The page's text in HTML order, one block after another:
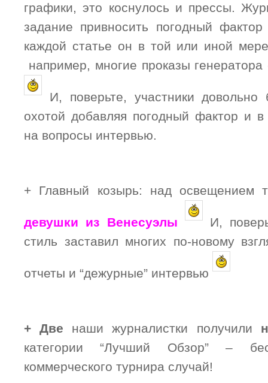
графики, это коснулось и прессы.
задание привносить погодный
каждой статье он в той или иной
например, многие проказы
И, поверьте, участники довольно
охотой добавляя погодный фактор и
на вопросы интервью.
+ Главный козырь: над освещением
девушки из Венесуэлы
И,
стиль заставил многих по-новому
отчеты и “дежурные” интервью
+ Две наши журналистки получили
категории “Лучший Обзор” –
коммерческого турнира случай!